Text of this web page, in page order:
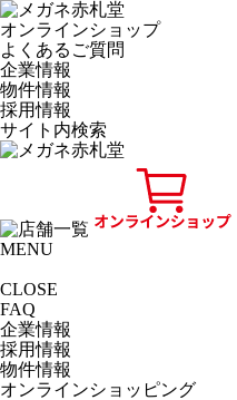
オンラインショップ
よくあるご質問
企業情報
物件情報
採用情報
サイト内検索
MENU
CLOSE
FAQ
企業情報
採用情報
物件情報
オンラインショッピング